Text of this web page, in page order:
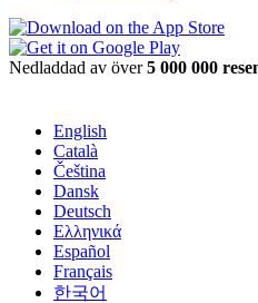
Nedladdad av över5 000 000
English
Català
Čeština
Dansk
Deutsch
Ελληνικά
Español
Français
한국어